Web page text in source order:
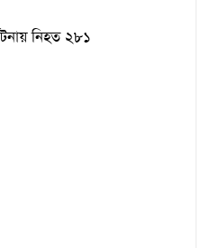
নিহত ২৮১